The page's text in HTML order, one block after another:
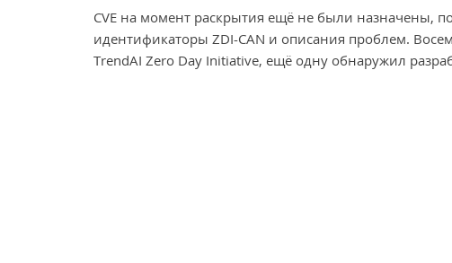
CVE на момент раскрытия ещё не были назначены,
идентификаторы ZDI-CAN и описания проблем.
TrendAI Zero Day Initiative, ещё одну обнаружил